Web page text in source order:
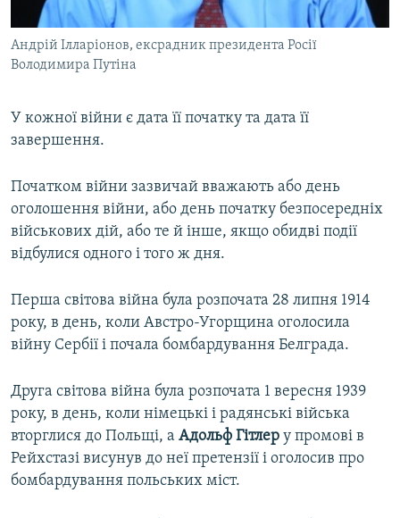
Андрій Ілларіонов, ексрадник президента Росії
Володимира Путіна
У кожної війни є дата її початку та дата її
завершення.
Початком війни зазвичай вважають або день
оголошення війни, або день початку безпосередніх
військових дій, або те й інше, якщо обидві події
відбулися одного і того ж дня.
Перша світова війна була розпочата 28 липня 1914
року, в день, коли Австро-Угорщина оголосила
війну Сербії і почала бомбардування Белграда.
Друга світова війна була розпочата 1 вересня 1939
року, в день, коли німецькі і радянські війська
вторглися до Польщі, а Адольф Гітлер у промові в
Рейхстазі висунув до неї претензії і оголосив про
бомбардування польських міст.